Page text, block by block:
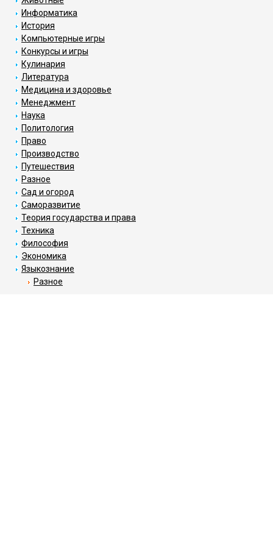
Информатика
История
Компьютерные игры
Конкурсы и игры
Кулинария
Литература
Медицина и здоровье
Менеджмент
Наука
Политология
Право
Производство
Путешествия
Разное
Сад и огород
Саморазвитие
Теория государства и права
Техника
Философия
Экономика
Языкознание
Разное